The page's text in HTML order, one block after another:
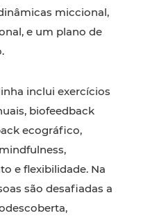
miccional,
e um plano de
inclui exercícios
biofeedback
ecográfico,
e flexibilidade. Na
são desafiadas a